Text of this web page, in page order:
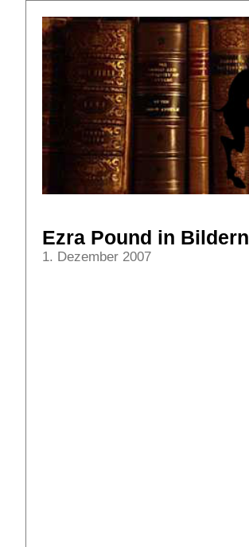
Ezra Pound in Bildern
1. Dezember 2007